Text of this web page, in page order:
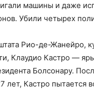
машины и даже
Убили четырех
Рио-де-Жанейро,
Клаудио Кастро —
Болсонару.
лет, Кастро пытается